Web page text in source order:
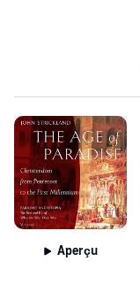
Aperçu